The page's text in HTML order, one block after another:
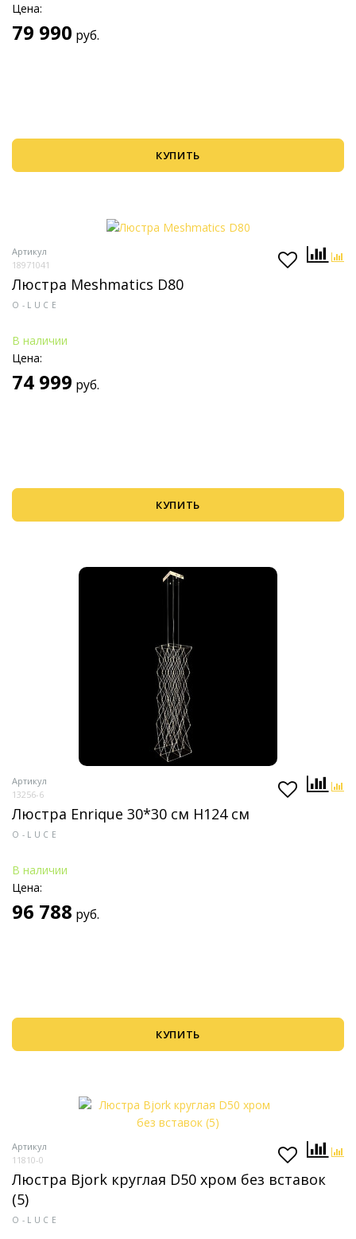
Цена:
79 990 руб.
КУПИТЬ
Артикул
18971041
Люстра Meshmatics D80
O-LUCE
В наличии
Цена:
74 999 руб.
КУПИТЬ
Артикул
13256-6
Люстра Enrique 30*30 см H124 см
O-LUCE
В наличии
Цена:
96 788 руб.
КУПИТЬ
Артикул
11810-0
Люстра Bjork круглая D50 хром без вставок
(5)
O-LUCE